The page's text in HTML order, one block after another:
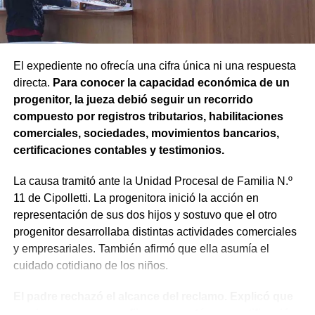
Agregó que el Código Procesal Civil y Comercial autoriza
esa posibilidad siempre que, si la demanda ya fue
trasladada, la otra parte haya sido notificada.
Como en este caso ese traslado aún no se había
concretado, la jueza entendió que estaban cumplidos
todos los requisitos legales para admitir el desistimiento y
declarar extinguido el proceso.
«En virtud de ello entiendo que se encuentran
configurados los recaudos previstos en el artículo 278,
para que opere el desistimiento del proceso por voluntad
de la parte», explicó. Además, se estableció que las
actuaciones permanezcan archivadas en formato digital,
conforme a la normativa vigente del Poder Judicial de Río
El expediente no ofrecía una cifra única ni una respuesta
directa. Para conocer la capacidad económica de un
progenitor, la jueza debió seguir un recorrido
compuesto por registros tributarios, habilitaciones
comerciales, sociedades, movimientos bancarios,
certificaciones contables y testimonios.
La causa tramitó ante la Unidad Procesal de Familia N.º
11 de Cipolletti. La progenitora inició la acción en
representación de sus dos hijos y sostuvo que el otro
progenitor desarrollaba distintas actividades comerciales
y empresariales. También afirmó que ella asumía el
cuidado cotidiano de los niños.